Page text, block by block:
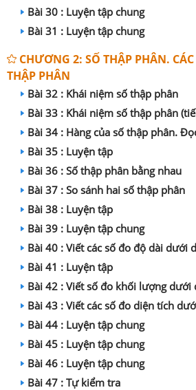
Bài 30 : Luyện tập chung
Bài 31 : Luyện tập chung
CHƯƠNG 2: SỐ THẬP PHÂN.
THẬP PHÂN
Bài 32 : Khái niệm số thập phân
Bài 33 : Khái niệm số thập phân
Bài 34 : Hàng của số thập phân.
Bài 35 : Luyện tập
Bài 36 : Số thập phân bằng nhau
Bài 37 : So sánh hai số thập phân
Bài 38 : Luyện tập
Bài 39 : Luyện tập chung
Bài 40 : Viết các số đo độ dài dưới
Bài 41 : Luyện tập
Bài 42 : Viết số đo khối lượng dưới
Bài 43 : Viết các số đo diện tích
Bài 44 : Luyện tập chung
Bài 45 : Luyện tập chung
Bài 46 : Luyện tập chung
Bài 47 : Tự kiểm tra